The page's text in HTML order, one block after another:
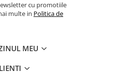
cu promotiile
multe in Politica de
MEU